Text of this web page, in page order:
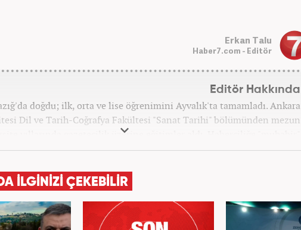
Erkan Talu
Haber7.com - Editör
Editör Hakkında
doğdu; ilk, orta ve lise öğrenimini Ayvalık'ta tamamladı. Ankara
Dil ve Tarih-Coğrafya Fakültesi "Sanat Tarihi" bölümünden mezun
yıllarında gazetecilik üzerine eğitimler aldı. Haberciliğe "muhabir"
Kanal 7'de başladı; daha sonra Haber 7'ye geçti. Kariyerine, Haber7'de
İLGİNİZİ ÇEKEBİLİR